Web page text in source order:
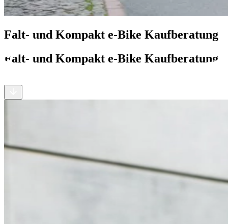
Falt- und Kompakt e-Bike Kaufberatung
Falt- und Kompakt e-Bike Kaufberatung